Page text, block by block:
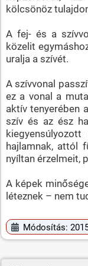
kölcsönöz
A fej- és a
közelit
uralja a szívét.
A szívvonal
ez a vonal a
aktív tenyerében
szív és az ész
hajlamnak, attól
nyíltan érzelmeit,
A képek
léteznek – nem
Módosítás: